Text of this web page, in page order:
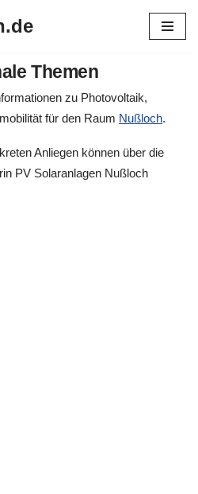
Themen
zu Photovoltaik,
für den Raum Nußloch.
Anliegen können über die
PV Solaranlagen Nußloch